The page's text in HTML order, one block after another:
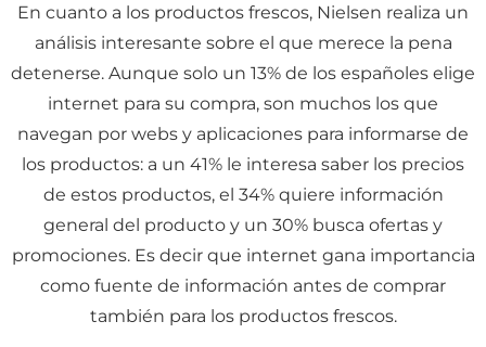
En cuanto a los productos frescos, Nielsen realiza un
análisis interesante sobre el que merece la pena
detenerse. Aunque solo un 13% de los españoles elige
internet para su compra, son muchos los que
navegan por webs y aplicaciones para informarse de
los productos: a un 41% le interesa saber los precios
de estos productos, el 34% quiere información
general del producto y un 30% busca ofertas y
promociones. Es decir que internet gana importancia
como fuente de información antes de comprar
también para los productos frescos.